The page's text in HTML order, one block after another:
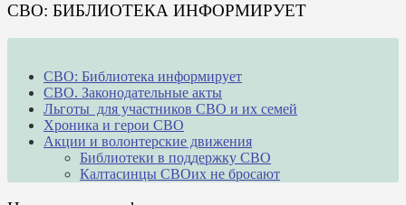
СВО: БИБЛИОТЕКА ИНФОРМИРУЕТ
СВО: Библиотека информирует
СВО. Законодательные акты
Льготы для участников СВО и их семей
Хроника и герои СВО
Акции и волонтерские движения
Библиотеки в поддержку СВО
Калтасинцы СВОих не бросают